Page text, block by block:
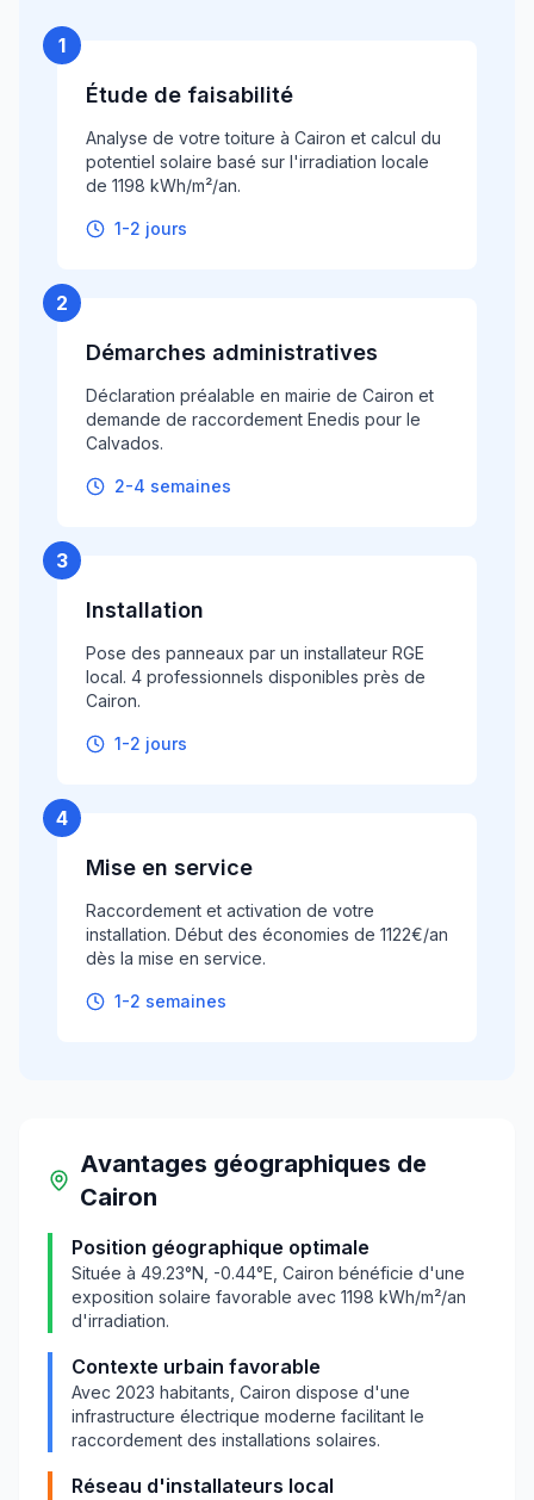
1
Étude de faisabilité
Analyse de votre toiture à Cairon et calcul du
potentiel solaire basé sur l'irradiation locale
de 1198 kWh/m²/an.
1-2 jours
2
Démarches administratives
Déclaration préalable en mairie de Cairon et
demande de raccordement Enedis pour le
Calvados.
2-4 semaines
3
Installation
Pose des panneaux par un installateur RGE
local. 4 professionnels disponibles près de
Cairon.
1-2 jours
4
Mise en service
Raccordement et activation de votre
installation. Début des économies de 1122€/an
dès la mise en service.
1-2 semaines
Avantages géographiques de
Cairon
Position géographique optimale
Située à 49.23°N, -0.44°E, Cairon bénéficie d'une
exposition solaire favorable avec 1198 kWh/m²/an
d'irradiation.
Contexte urbain favorable
Avec 2023 habitants, Cairon dispose d'une
infrastructure électrique moderne facilitant le
raccordement des installations solaires.
Réseau d'installateurs local